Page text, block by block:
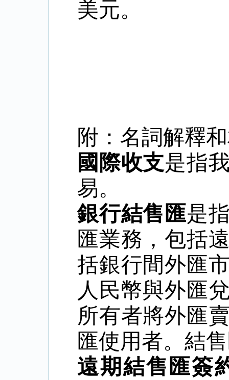
美元。
附：名詞解釋
國際收支是指
易。
銀行結售匯是
匯業務，包括
括銀行間外匯
人民幣與外匯
所有者將外匯
匯使用者。結
遠期結售匯簽